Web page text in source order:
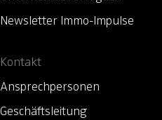
Newsletter Immo-Impulse
Kontakt
Ansprechpersonen
Geschäftsleitung